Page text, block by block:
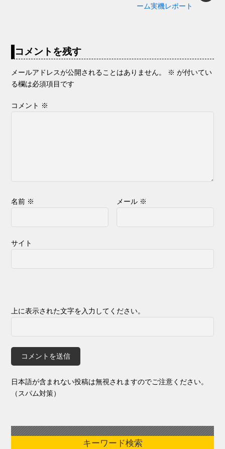
ーム実機レポート
コメントを残す
メールアドレスが公開されることはありません。 ※ が付いてい
る欄は必須項目です
コメント ※
名前 ※ メール ※
サイト
上に表示された文字を入力してください。
日本語が含まれない投稿は無視されますのでご注意ください。
（スパム対策）
キーワード検索